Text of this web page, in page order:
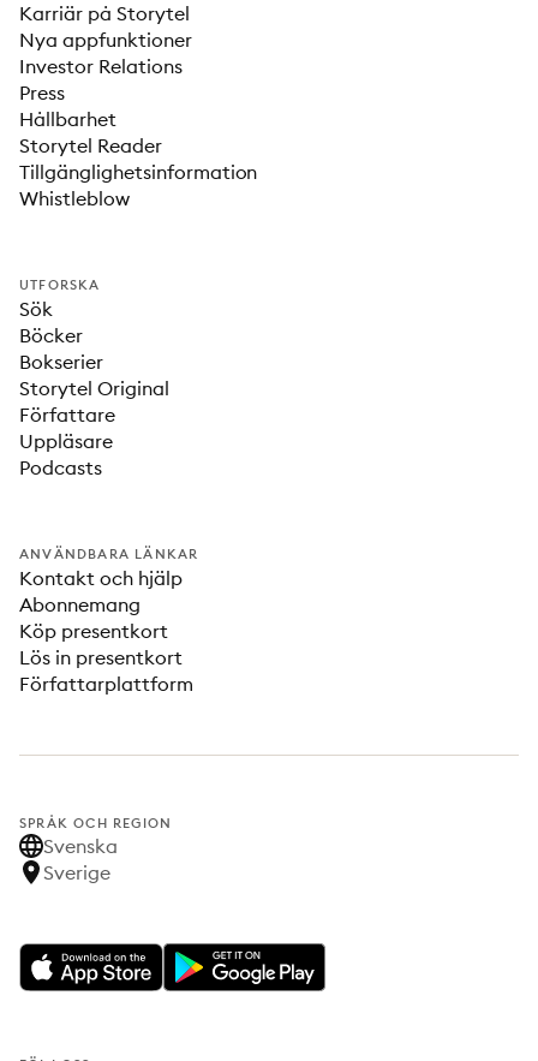
Karriär på Storytel
Nya appfunktioner
Investor Relations
Press
Hållbarhet
Storytel Reader
Tillgänglighetsinformation
Whistleblow
UTFORSKA
Sök
Böcker
Bokserier
Storytel Original
Författare
Uppläsare
Podcasts
ANVÄNDBARA LÄNKAR
Kontakt och hjälp
Abonnemang
Köp presentkort
Lös in presentkort
Författarplattform
SPRÅK OCH REGION
Svenska
Sverige